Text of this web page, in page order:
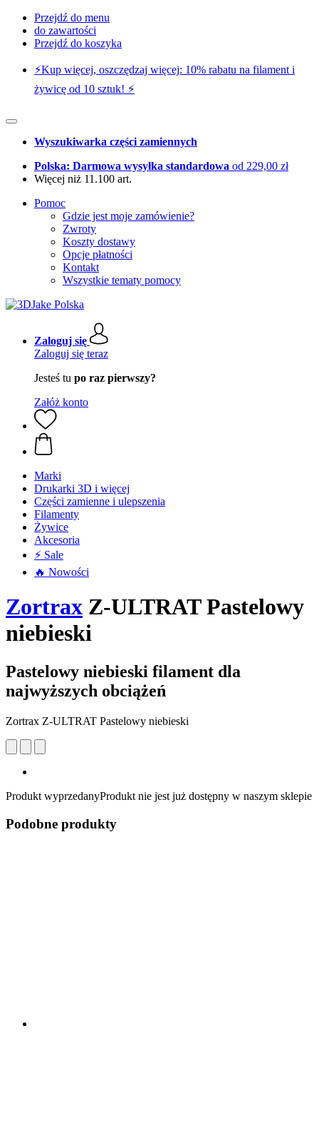
Przejdź do menu
do zawartości
Przejdź do koszyka
⚡️Kup więcej, oszczędzaj więcej: 10% rabatu na filament i
żywicę od 10 sztuk! ⚡️
Wyszukiwarka części zamiennych
Polska: Darmowa wysyłka standardowa od 229,00 zł
Więcej niż 11.100 art.
Pomoc
Gdzie jest moje zamówienie?
Zwroty
Koszty dostawy
Opcje płatności
Kontakt
Wszystkie tematy pomocy
Zaloguj się
Zaloguj się teraz
Jesteś tu po raz pierwszy?
Załóż konto
Marki
Drukarki 3D i więcej
Części zamienne i ulepszenia
Filamenty
Żywice
Akcesoria
⚡ Sale
🔥 Nowości
Zortrax Z-ULTRAT Pastelowy
niebieski
Pastelowy niebieski filament dla
najwyższych obciążeń
Zortrax Z-ULTRAT Pastelowy niebieski
Produkt wyprzedanyProdukt nie jest już dostępny w naszym sklepie
Podobne produkty